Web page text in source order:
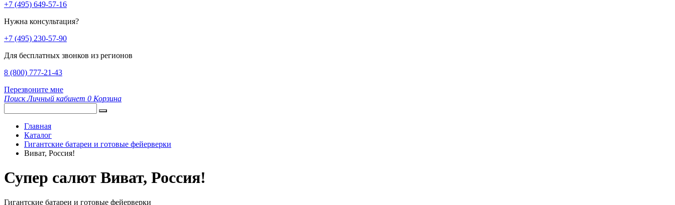
+7 (495) 649-57-16
Нужна консультация?
+7 (495) 230-57-90
Для бесплатных звонков из регионов
8 (800) 777-21-43
Перезвоните мне
Поиск Личный кабинет 0 Корзина
Главная
Каталог
Гигантские батареи и готовые фейерверки
Виват, Россия!
Супер салют Виват, Россия!
Гигантские батареи и готовые фейерверки